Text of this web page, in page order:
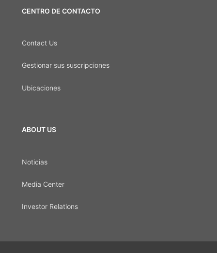
CENTRO DE CONTACTO
Contact Us
Gestionar sus suscripciones
Ubicaciones
ABOUT US
Noticias
Media Center
Investor Relations